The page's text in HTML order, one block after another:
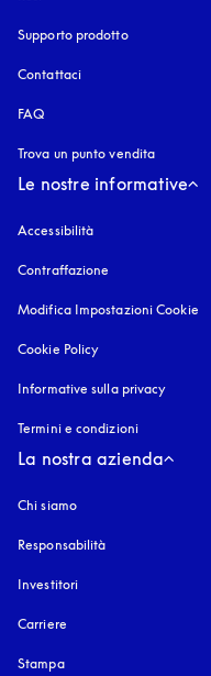
Supporto prodotto
Contattaci
FAQ
Trova un punto vendita
Le nostre informative
Accessibilità
Contraffazione
Modifica Impostazioni Cookie
Cookie Policy
Informative sulla privacy
Termini e condizioni
La nostra azienda
Chi siamo
Responsabilità
Investitori
Carriere
Stampa